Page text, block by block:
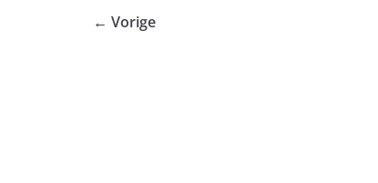
← Vorige